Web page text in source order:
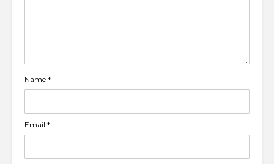
Name *
Email *